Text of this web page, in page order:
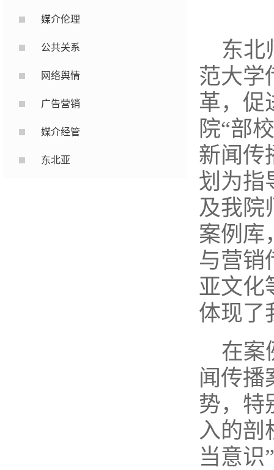
媒介伦理
公共关系
网络舆情
广告营销
媒介经管
东北亚
东北
范大学
革，促
院“部
新闻传
划为指
及我院
案例库
与营销
亚文化
体现了
在案
闻传播
势，特
入的剖
当意识